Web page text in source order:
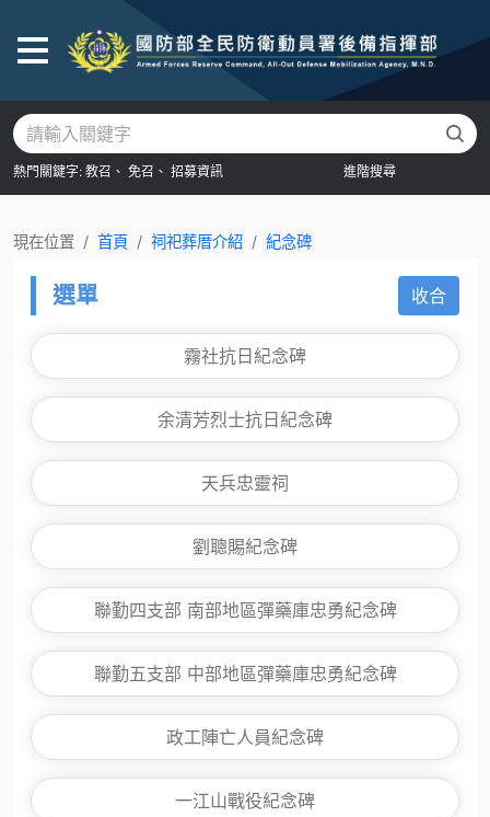
熱門關鍵字: 教召、 免召、 招募資訊 進階搜尋
現在位置 首頁 祠祀葬厝介紹 紀念碑
選單 收合
霧社抗日紀念碑
余清芳烈士抗日紀念碑
天兵忠靈祠
劉聰賜紀念碑
聯勤四支部 南部地區彈藥庫忠勇紀念碑
聯勤五支部 中部地區彈藥庫忠勇紀念碑
政工陣亡人員紀念碑
一江山戰役紀念碑